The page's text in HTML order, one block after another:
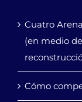
Cuatro
(en medio
Cómo